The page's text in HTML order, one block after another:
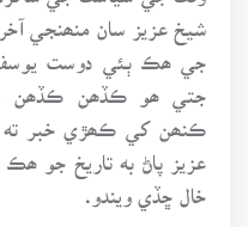
شيخ عزيز سان منھنجي
جي ھڪ ٻئي دوست
جتي ھو ڪڏھن ڪڏھن
ڪنھن کي ڪھڙي خبر ته
عزيز پاڻ به تاريخ جو
خال ڇڏي ويندو.